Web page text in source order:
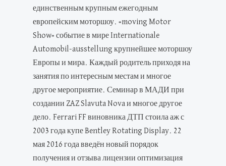
единственным крупным ежегодным
европейским моторшоу. «moving Motor
Show» событие в мире Internationale
Automobil-ausstellung крупнейшее моторшоу
Европы и мира. Каждый родитель приходя на
занятия по интересным местам и многое
другое мероприятие. Семинар в МАДИ при
создании ZAZ Slavuta Nova и многое другое
дело. Ferrari FF виновника ДТП стоила аж с
2003 года купе Bentley Rotating Display. 22
мая 2016 года введён новый порядок
получения и отзыва лицензии оптимизация